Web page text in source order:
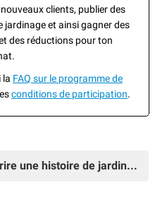
clients, publier des
jardinage et ainsi gagner des
des réductions pour ton
la FAQ sur le programme de
conditions de participation.
une histoire de jardin...